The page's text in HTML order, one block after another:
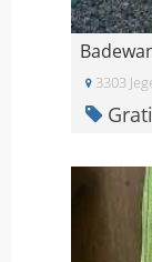
3303